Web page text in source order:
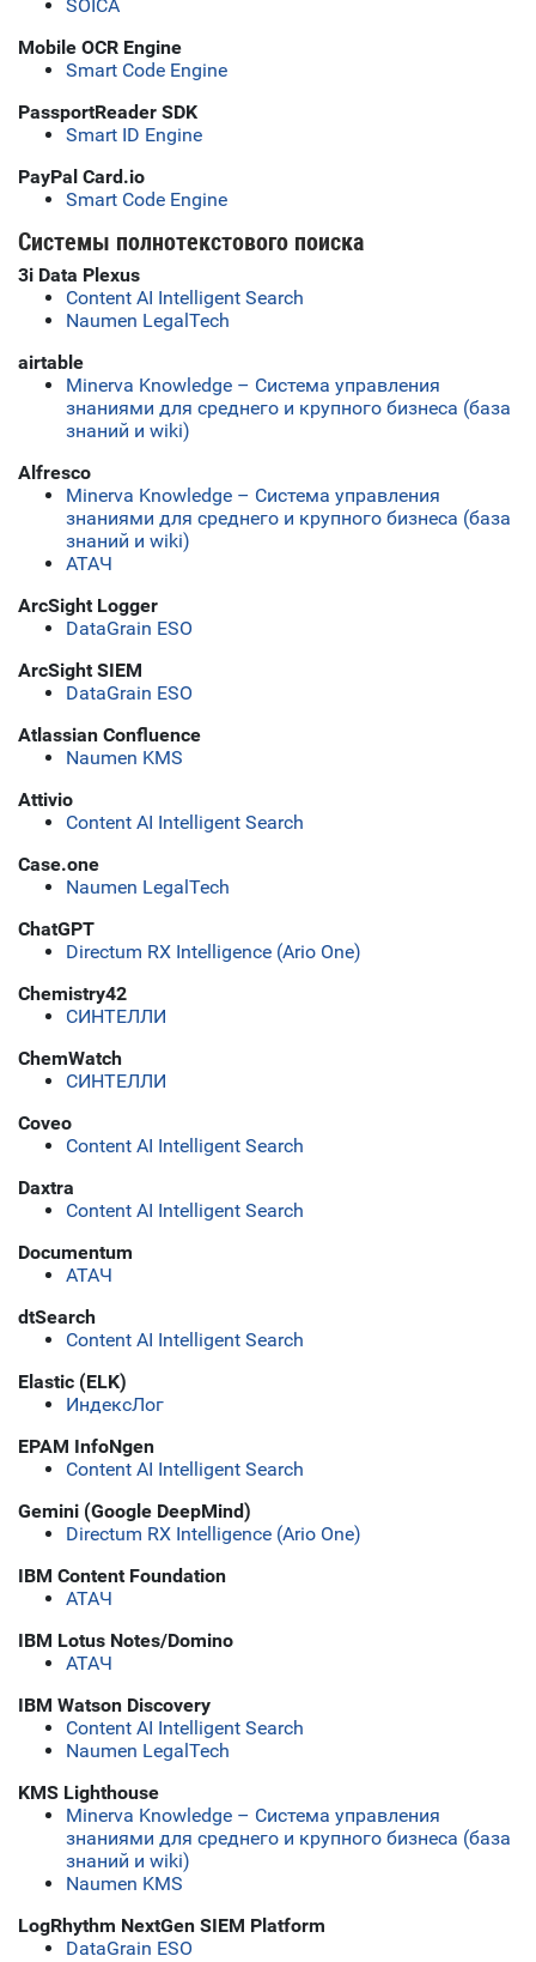
SOICA
Mobile OCR Engine
Smart Code Engine
PassportReader SDK
Smart ID Engine
PayPal Card.io
Smart Code Engine
Системы полнотекстового поиска
3i Data Plexus
Content AI Intelligent Search
Naumen LegalTech
airtable
Minerva Knowledge – Система управления
знаниями для среднего и крупного бизнеса (база
знаний и wiki)
Alfresco
Minerva Knowledge – Система управления
знаниями для среднего и крупного бизнеса (база
знаний и wiki)
АТАЧ
ArcSight Logger
DataGrain ESO
ArcSight SIEM
DataGrain ESO
Atlassian Confluence
Naumen KMS
Attivio
Content AI Intelligent Search
Case.one
Naumen LegalTech
ChatGPT
Directum RX Intelligence (Ario One)
Chemistry42
СИНТЕЛЛИ
ChemWatch
СИНТЕЛЛИ
Coveo
Content AI Intelligent Search
Daxtra
Content AI Intelligent Search
Documentum
АТАЧ
dtSearch
Content AI Intelligent Search
Elastic (ELK)
ИндексЛог
EPAM InfoNgen
Content AI Intelligent Search
Gemini (Google DeepMind)
Directum RX Intelligence (Ario One)
IBM Content Foundation
АТАЧ
IBM Lotus Notes/Domino
АТАЧ
IBM Watson Discovery
Content AI Intelligent Search
Naumen LegalTech
KMS Lighthouse
Minerva Knowledge – Система управления
знаниями для среднего и крупного бизнеса (база
знаний и wiki)
Naumen KMS
LogRhythm NextGen SIEM Platform
DataGrain ESO